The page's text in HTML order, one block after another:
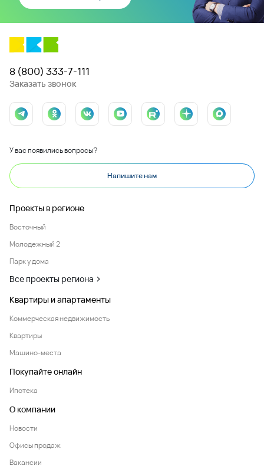
8 (800) 333-7-111
Заказать звонок
У вас появились вопросы?
Напишите нам
Проекты в регионе
Восточный
Молодежный 2
Парк у дома
Все проекты региона
Квартиры и апартаменты
Коммерческая недвижимость
Квартиры
Машино-места
Покупайте онлайн
Ипотека
О компании
Новости
Офисы продаж
Вакансии